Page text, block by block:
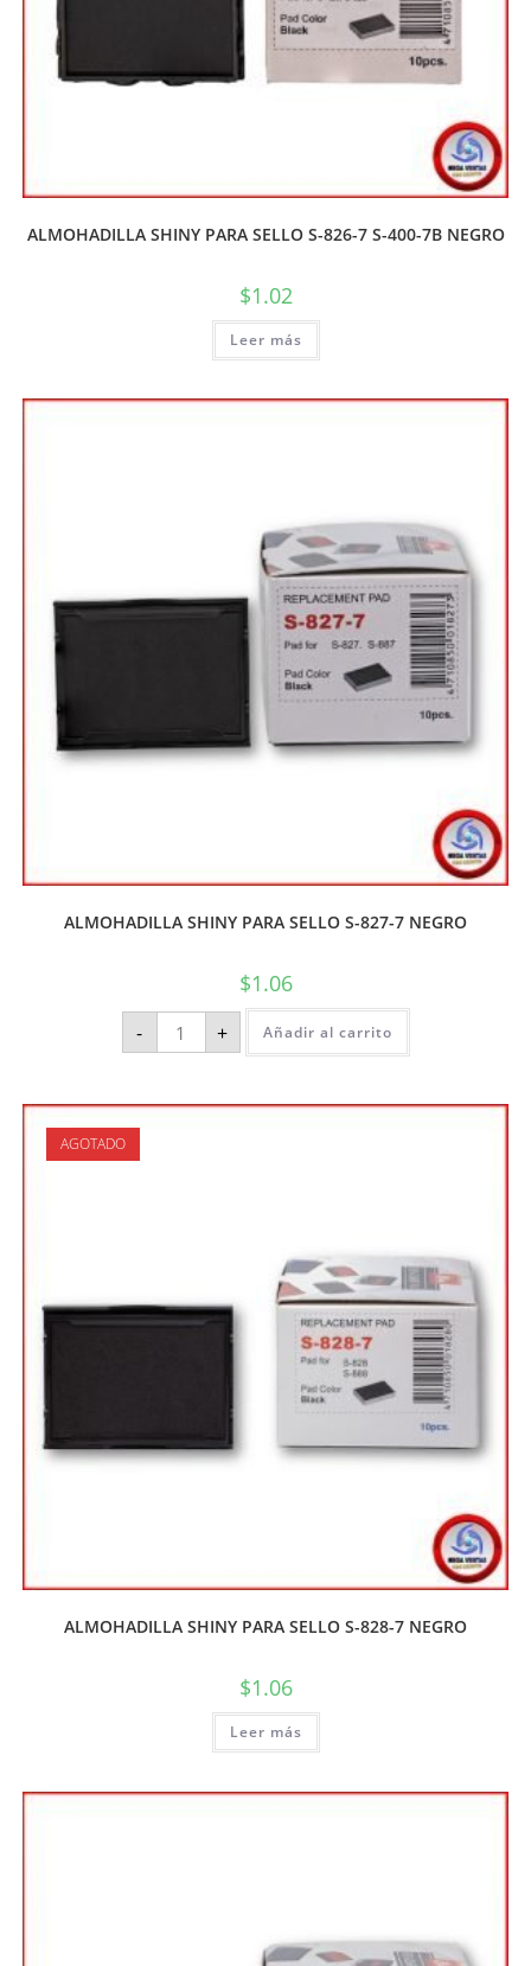
ALMOHADILLA SHINY PARA SELLO S-826-7 S-400-7B NEGRO
$1.02
Leer más
ALMOHADILLA SHINY PARA SELLO S-827-7 NEGRO
$1.06
- + Añadir al carrito
AGOTADO
ALMOHADILLA SHINY PARA SELLO S-828-7 NEGRO
$1.06
Leer más